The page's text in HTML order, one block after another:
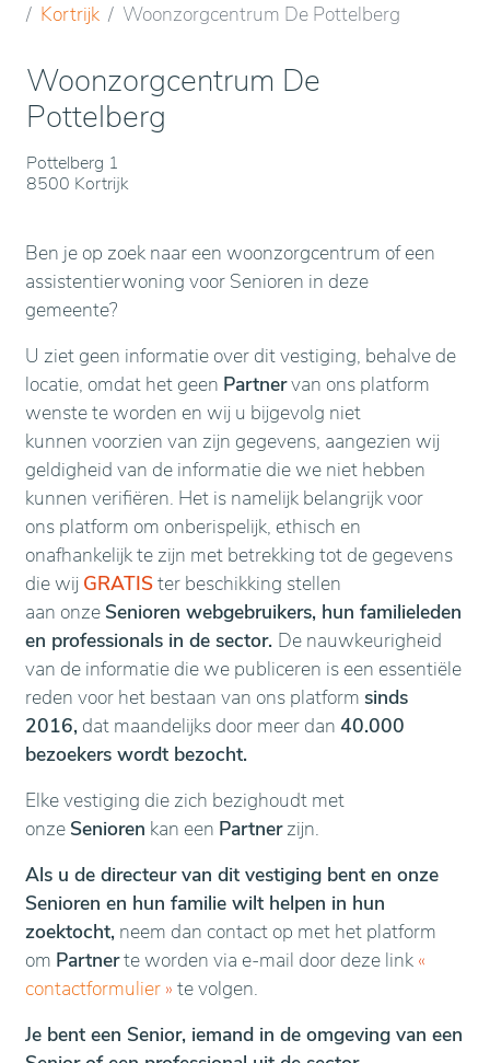
Kortrijk
Woonzorgcentrum De Pottelberg
Woonzorgcentrum De
Pottelberg
Pottelberg 1
8500 Kortrijk
Ben je op zoek naar een woonzorgcentrum of een
assistentierwoning voor Senioren in deze
gemeente?
U ziet geen informatie over dit vestiging, behalve de
locatie, omdat het geen Partnervan ons platform
wenste te worden en wij u bijgevolg niet
kunnen voorzien van zijn gegevens, aangezien wij
geldigheid van de informatie die we niet hebben
kunnen verifiëren. Het is namelijk belangrijk voor
ons platform om onberispelijk, ethisch en
onafhankelijk te zijn met betrekking tot de gegevens
die wij GRATISter beschikking stellen
aan onze Senioren webgebruikers, hun familieleden
en professionals in de sector. De nauwkeurigheid
van de informatie die we publiceren is een essentiële
reden voor het bestaan van ons platform sinds
2016, dat maandelijks door meer dan 40.000
bezoekers wordt bezocht.
Elke vestiging die zich bezighoudt met
onze Senioren kan een Partnerzijn.
Als u de directeur van dit vestiging bent en onze
Senioren en hun familie wilt helpen in hun
zoektocht, neem dan contact op met het platform
om Partnerte worden via e-mail door deze link «
contactformulier » te volgen.
Je bent een Senior, iemand in de omgeving van een